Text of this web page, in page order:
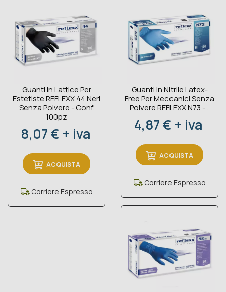
Guanti In Lattice Per
Estetiste REFLEXX 44 Neri
Senza Polvere - Conf.
100pz
Prezzo
8,07 € + iva
ACQUISTA
Corriere Espresso
Guanti In Nitrile Latex-
Free Per Meccanici Senza
Polvere REFLEXX N73 -...
Prezzo
4,87 € + iva
ACQUISTA
Corriere Espresso